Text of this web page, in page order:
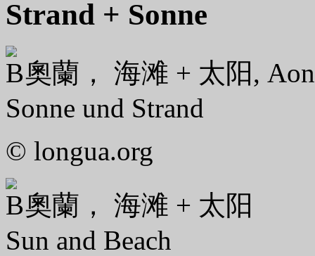
Strand + Sonne
奧蘭， 海滩 + 太阳,
Sonne und Strand
© longua.org
奧蘭， 海滩 + 太阳
Sun and Beach